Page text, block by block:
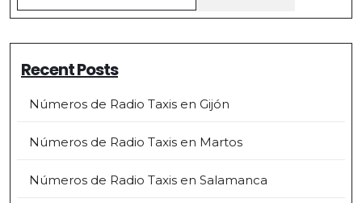
Recent Posts
Números de Radio Taxis en Gijón
Números de Radio Taxis en Martos
Números de Radio Taxis en Salamanca